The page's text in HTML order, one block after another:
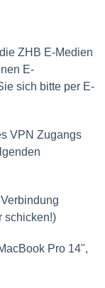
ZHB E-Medien
E-
sich bitte per E-
VPN Zugangs
schicken!)
Pro 14",